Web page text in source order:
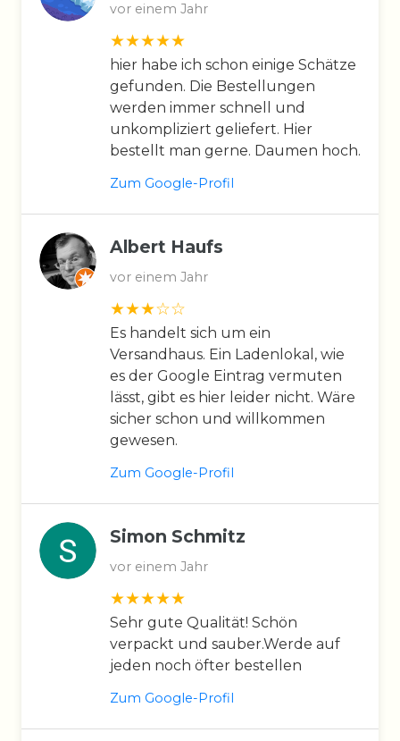
vor einem Jahr
hier habe ich schon einige Schätze
gefunden. Die Bestellungen
werden immer schnell und
unkompliziert geliefert. Hier
bestellt man gerne. Daumen hoch.
Zum Google-Profil
Albert Haufs
vor einem Jahr
Es handelt sich um ein
Versandhaus. Ein Ladenlokal, wie
es der Google Eintrag vermuten
lässt, gibt es hier leider nicht. Wäre
sicher schon und willkommen
gewesen.
Zum Google-Profil
Simon Schmitz
vor einem Jahr
Sehr gute Qualität! Schön
verpackt und sauber.Werde auf
jeden noch öfter bestellen
Zum Google-Profil